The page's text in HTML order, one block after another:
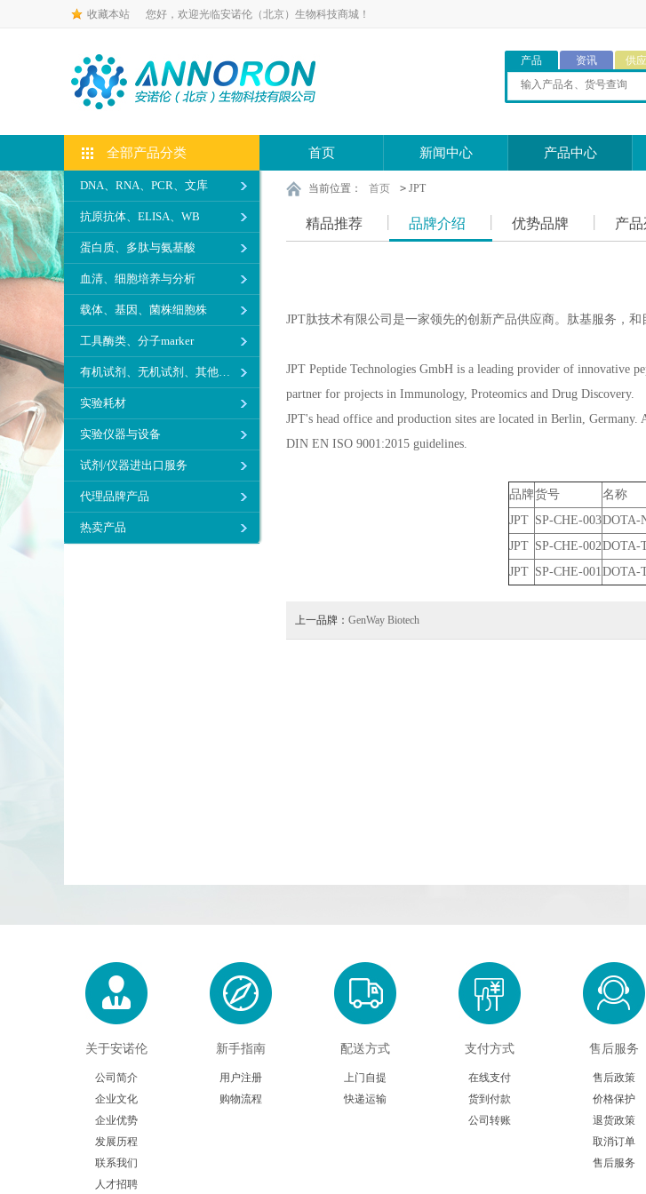
收藏本站 您好，欢迎光临安诺伦（北京）生物科技商城！
产品 资讯 供
全部产品分类
DNA、RNA、PCR、文库
抗原抗体、ELISA、WB
蛋白质、多肽与氨基酸
血清、细胞培养与分析
载体、基因、菌株细胞株
工具酶类、分子marker
有机试剂、无机试剂、其他生化试剂
实验耗材
实验仪器与设备
试剂/仪器进出口服务
代理品牌产品
热卖产品
首页 新闻中心 产品中心
当前位置： 首页 > JPT
精品推荐 品牌介绍 优势品牌 产
JPT肽技术有限公司是一家领先的创新产品供应商。肽基服务，
JPT Peptide Technologies GmbH is a leading provider of innovative
partner for projects in Immunology, Proteomics and Drug Discovery.
JPT's head office and production sites are located in Berlin,
DIN EN ISO 9001:2015 guidelines.
品牌货号 名称
JPT SP-CHE-003DOTA-
JPT SP-CHE-002DOTA-
JPT SP-CHE-001DOTA-
上一品牌： GenWay Biotech
关于安诺伦
公司简介
企业文化
企业优势
发展历程
联系我们
人才招聘
新手指南
用户注册
购物流程
配送方式
上门自提
快递运输
支付方式
在线支付
货到付款
公司转账
售后服务
售后政策
价格保护
退货政策
取消订单
售后服务